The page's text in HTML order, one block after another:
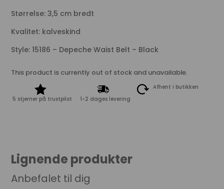
Størrelse: 3,5 cm bredt
Kvalitet: kalveskind
Style: 15186 – Depeche Waist Belt – Black
This product is currently out of stock and unavailable.
5 stjerner på trustpilot 1-2 dages levering
Afhent i butikken
Lignende produkter
Anbefalet til dig